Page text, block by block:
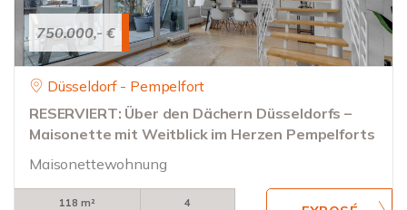
750.000,- €
Düsseldorf - Pempelfort
RESERVIERT: Über den Dächern Düsseldorfs –
Maisonette mit Weitblick im Herzen Pempelforts
Maisonettewohnung
118 m²
4